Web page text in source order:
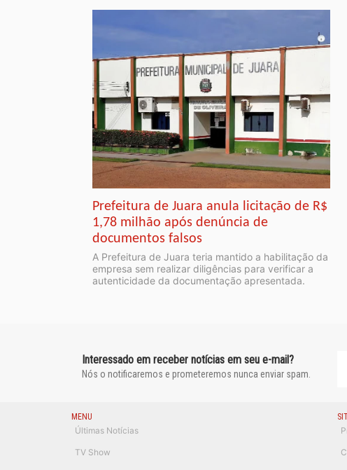
Prefeitura de Juara anula licitação de R$
1,78 milhão após denúncia de
documentos falsos
A Prefeitura de Juara teria mantido a habilitação da
empresa sem realizar diligências para verificar a
autenticidade da documentação apresentada.
Interessado em receber notícias em seu e-mail?
Nós o notificaremos e prometeremos nunca enviar spam.
MENU
Últimas Notícias
TV Show